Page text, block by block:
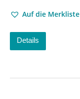
Auf die Merkliste
Details